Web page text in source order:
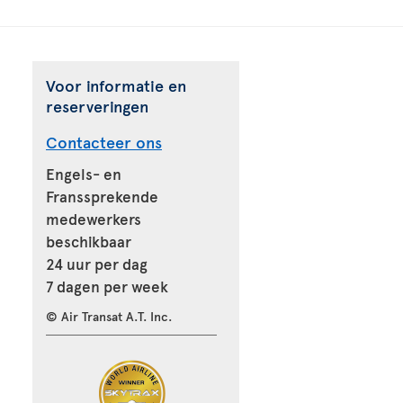
Voor informatie en
reserveringen
Contacteer ons
Engels- en
Franssprekende
medewerkers
beschikbaar
24 uur per dag
7 dagen per week
© Air Transat A.T. Inc.